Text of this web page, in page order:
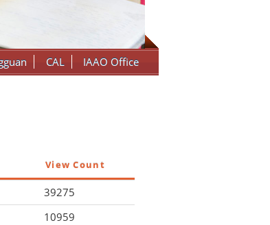
CAL IAAO Office
View Count
39275
10959